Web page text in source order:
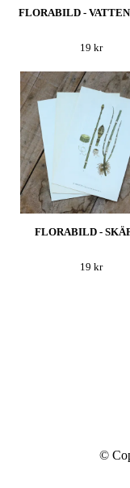
FLORABILD -
19 kr
FLORABILD -
19 kr
©